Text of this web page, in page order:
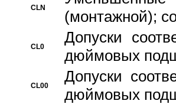
CLN
(монтажной);
CL0
Допуски
дюймовых
CL00
Допуски
дюймовых